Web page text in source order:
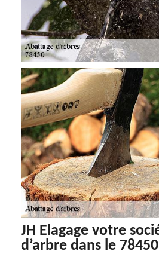
JH Elagage votre
d’arbre dans le 78450